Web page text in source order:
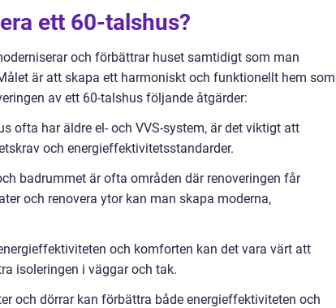
ett 60-talshus?
och förbättrar huset samtidigt som man
är att skapa ett harmoniskt och funktionellt hem som
av ett 60-talshus följande åtgärder:
ofta har äldre el- och VVS-system, är det viktigt att
och energieffektivitetsstandarder.
badrummet är ofta områden där renoveringen får
och renovera ytor kan man skapa moderna,
och komforten kan det vara värt att
isoleringen i väggar och tak.
och dörrar kan förbättra både energieffektiviteten och